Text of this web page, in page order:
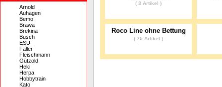
Arnold
Auhagen
Bemo
Brawa
Brekina
Busch
ESU
Faller
Fleischmann
Gützold
Heki
Herpa
Hobbytrain
Kato
( 3 Artikel )
Roco Line ohne Bettung
( 75 Artikel )